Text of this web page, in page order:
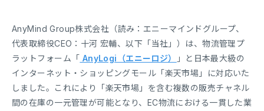
AnyMind Group株式会社（読み：エニーマインドグループ、
代表取締役CEO：十河 宏輔、以下「当社」）は、物流管理プ
ラットフォーム「 AnyLogi（エニーロジ）
」と日本最大級の
インターネット・ショッピングモール「楽天市場」に対応いた
しました。これにより「楽天市場」を含む複数の販売チャネル
間の在庫の一元管理が可能となり、EC物流における一貫した業